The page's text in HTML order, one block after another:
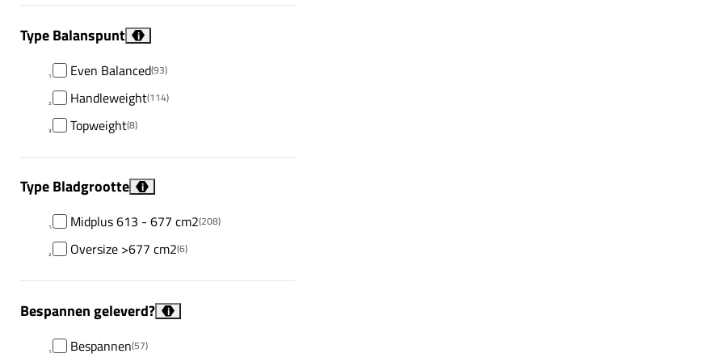
Type Balanspunt i
Even Balanced(93)
Handleweight(114)
Topweight(8)
Type Bladgrootte i
Midplus 613 - 677 cm2(208)
Oversize >677 cm2(6)
Bespannen geleverd? i
Bespannen(57)